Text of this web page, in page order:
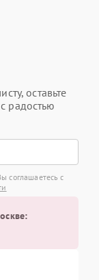
оставьте
радостью
соглашаетесь с